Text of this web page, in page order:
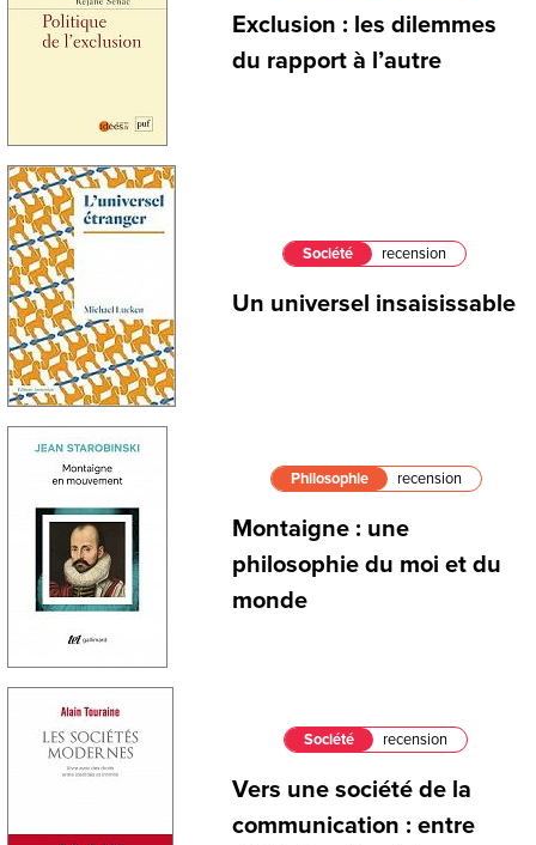
Exclusion : les dilemmes
du rapport à l’autre
Société recension
Un universel insaisissable
Philosophie recension
Montaigne : une
philosophie du moi et du
monde
Société recension
Vers une société de la
communication : entre